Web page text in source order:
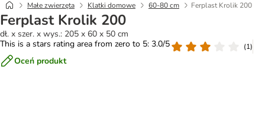
Małe zwierzęta Klatki domowe 60-80 cm Ferplast Krolik 200
Ferplast Krolik 200
dł. x szer. x wys.: 205 x 60 x 50 cm
This is a stars rating area from zero to 5: 3.0/5
(1)
Oceń produkt